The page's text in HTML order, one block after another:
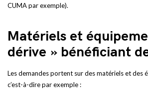
CUMA par exemple).
Matériels et
dérive » bénéficiant
Les demandes portent sur des matériels et des
c’est-à-dire par exemple :